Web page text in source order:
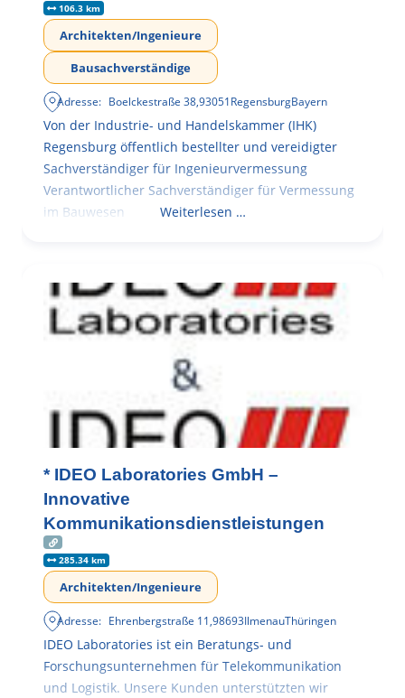
106.3 km
Architekten/Ingenieure
Bausachverständige
Adresse: Boelckestraße 38,93051RegensburgBayern
Von der Industrie- und Handelskammer (IHK)
Regensburg öffentlich bestellter und vereidigter
Sachverständiger für Ingenieurvermessung
Verantwortlicher Sachverständiger für Vermessung
im Bauwesen
Weiterlesen …
* IDEO Laboratories GmbH –
Innovative
Kommunikationsdienstleistungen
285.34 km
Architekten/Ingenieure
Adresse: Ehrenbergstraße 11,98693IlmenauThüringen
IDEO Laboratories ist ein Beratungs- und
Forschungsunternehmen für Telekommunikation
und Logistik. Unsere Kunden unterstützten wir